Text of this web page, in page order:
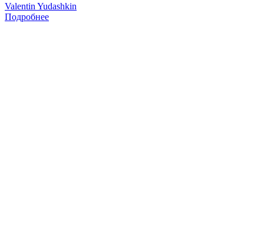
Valentin Yudashkin
Подробнее